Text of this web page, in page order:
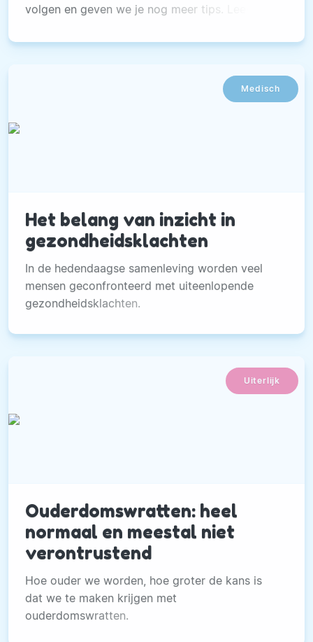
volgen en geven we je nog meer tips. Lees snel
Medisch
Het belang van inzicht in
gezondheidsklachten
In de hedendaagse samenleving worden veel
mensen geconfronteerd met uiteenlopende
gezondheidsklachten.
Uiterlijk
Ouderdomswratten: heel
normaal en meestal niet
verontrustend
Hoe ouder we worden, hoe groter de kans is
dat we te maken krijgen met
ouderdomswratten.